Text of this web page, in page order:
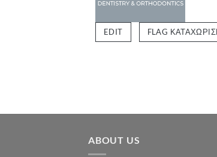
EDIT FLAG
ABOUT US